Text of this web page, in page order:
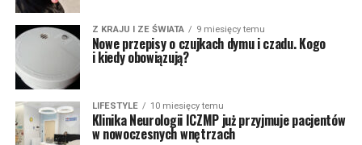
Z KRAJU I ZE ŚWIATA 9 miesięcy temu
Nowe przepisy o czujkach dymu i czadu. Kogo
i kiedy obowiązują?
LIFESTYLE 10 miesięcy temu
Klinika Neurologii ICZMP już przyjmuje pacjentów
w nowoczesnych wnętrzach